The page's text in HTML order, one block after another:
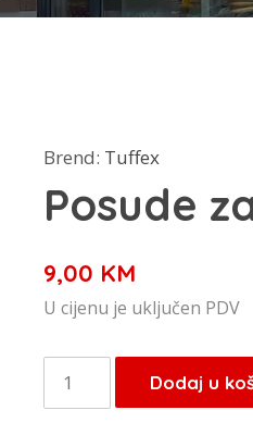
Brend: Tuffex
Posude
9,00 KM
U cijenu je uključen PDV
Posude
za
Dodaj u